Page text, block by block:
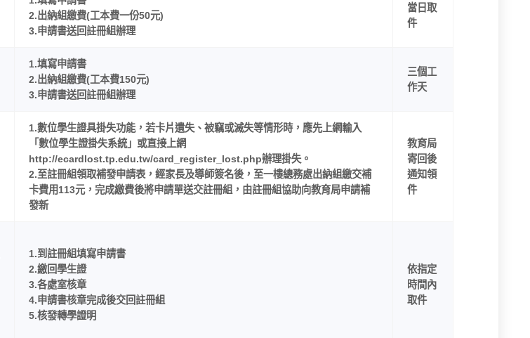
2.出納組繳費(工本費一份50元)
3.申請書送回註冊組辦理
當日取
件
1.填寫申請書
2.出納組繳費(工本費150元)
3.申請書送回註冊組辦理
三個工
作天
1.數位學生證具掛失功能，若卡片遺失、被竊或滅失等情形時，應先上網輸入
「數位學生證掛失系統」或直接上網
http://ecardlost.tp.edu.tw/card_register_lost.php辦理掛失。
2.至註冊組領取補發申請表，經家長及導師簽名後，至一樓總務處出納組繳交補
卡費用113元，完成繳費後將申請單送交註冊組，由註冊組協助向教育局申請補
發新
教育局
寄回後
通知領
件
1.到註冊組填寫申請書
2.繳回學生證
3.各處室核章
4.申請書核章完成後交回註冊組
5.核發轉學證明
依指定
時間內
取件